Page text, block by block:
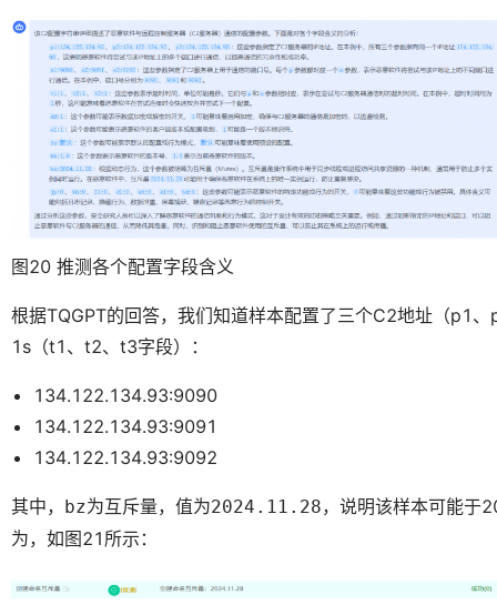
图20 推测各个配置字段含义
根据TQGPT的回答，我们知道样本配置了三个C2地址（p1
1s（t1、t2、t3字段）：
134.122.134.93:9090
134.122.134.93:9091
134.122.134.93:9092
其中， bz为互斥量，值为2024.11.28，说明该样本可能于
为，如图21所示：